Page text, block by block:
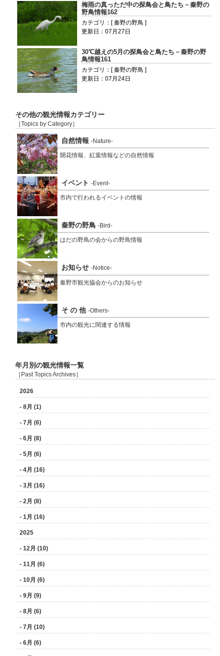
梅雨の真っただ中の探鳥会と鳥たち－秦野の
野鳥情報162
カテゴリ：[ 秦野の野鳥 ]
更新日：07月27日
30℃越えの5月の探鳥会と鳥たち－秦野の野
鳥情報161
カテゴリ：[ 秦野の野鳥 ]
更新日：07月24日
その他の観光情報カテゴリー
［Topics by Category］
自然情報 -Nature-
開花情報、紅葉情報などの自然情報
イベント -Event-
市内で行われるイベントの情報
秦野の野鳥 -Bird-
はだの野鳥の会からの野鳥情報
お知らせ -Notice-
秦野市観光協会からのお知らせ
そ の 他 -Others-
市内の観光に関連する情報
年月別の観光情報一覧
［Past Topics Archives］
2026
- 8月 (1)
- 7月 (6)
- 6月 (8)
- 5月 (6)
- 4月 (16)
- 3月 (16)
- 2月 (8)
- 1月 (16)
2025
- 12月 (10)
- 11月 (6)
- 10月 (6)
- 9月 (9)
- 8月 (6)
- 7月 (10)
- 6月 (6)